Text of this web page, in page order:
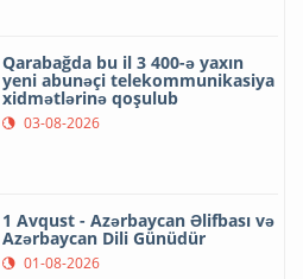
Qarabağda bu il 3 400-ə yaxın
yeni abunəçi telekommunikasiya
xidmətlərinə qoşulub
03-08-2026
1 Avqust - Azərbaycan Əlifbası və
Azərbaycan Dili Günüdür
01-08-2026